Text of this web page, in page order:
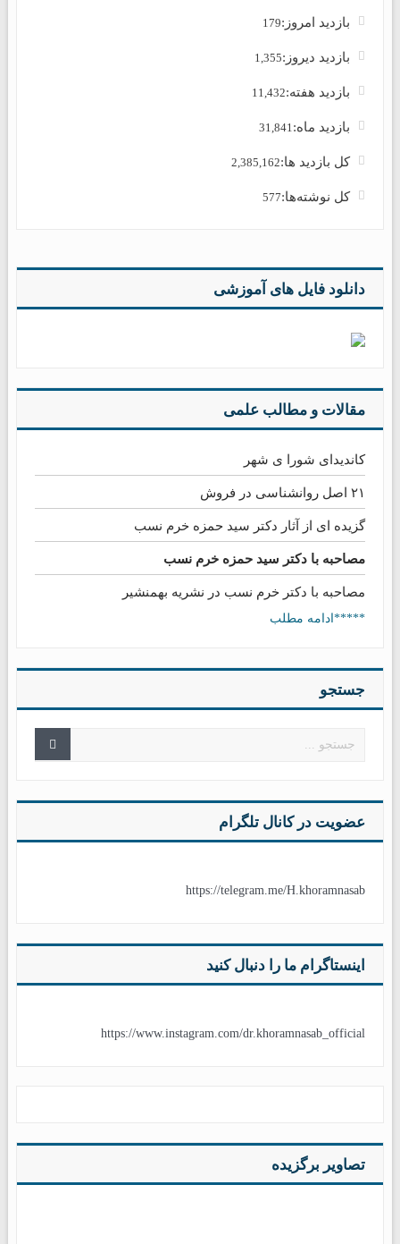
بازدید امروز:179
بازدید دیروز:1,355
بازدید هفته:11,432
بازدید ماه:31,841
کل بازدید ها:2,385,162
کل نوشته‌ها:577
دانلود فایل های آموزشی
مقالات و مطالب علمی
کاندیدای شورا ی شهر
۲۱ اصل روانشناسی در فروش
گزیده ای از آثار دکتر سید حمزه خرم نسب
مصاحبه با دکتر سید حمزه خرم نسب
مصاحبه با دکتر خرم نسب در نشریه بهمنشیر
*****ادامه مطلب
جستجو
عضویت در کانال تلگرام
https://telegram.me/H.khoramnasab
اینستاگرام ما را دنبال کنید
https://www.instagram.com/dr.khoramnasab_official
تصاویر برگزیده